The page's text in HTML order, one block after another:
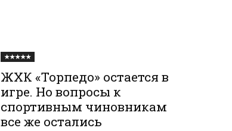
★★★★★
ЖХК «Торпедо» остается в
игре. Но вопросы к
спортивным чиновникам
все же остались